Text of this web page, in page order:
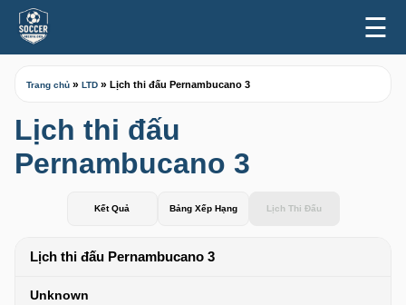
☰
Trang chủ » LTD » Lịch thi đấu Pernambucano 3
Lịch thi đấu
Pernambucano 3
Kết Quả Bảng Xếp Hạng Lịch Thi Đấu
Lịch thi đấu Pernambucano 3
Unknown